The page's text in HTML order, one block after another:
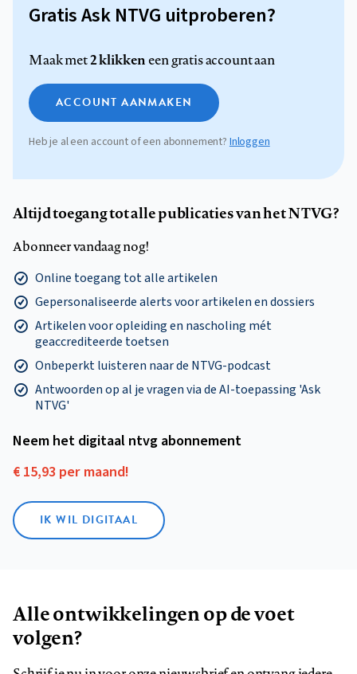
Gratis Ask NTVG uitproberen?
Maak met2 klikkeneen gratis account aan
ACCOUNT AANMAKEN
Heb je al een account of een abonnement?Inloggen
Altijd toegang tot alle publicaties van het NTVG?
Abonneer vandaag nog!
Online toegang tot alle artikelen
Gepersonaliseerde alerts voor artikelen en dossiers
Artikelen voor opleiding en nascholing mét
geaccrediteerde toetsen
Onbeperkt luisteren naar de NTVG-podcast
Antwoorden op al je vragen via de AI-toepassing 'Ask
NTVG'
Neem het digitaal ntvg abonnement
€ 15,93 per maand!
IK WIL DIGITAAL
Alle ontwikkelingen op de voet
volgen?